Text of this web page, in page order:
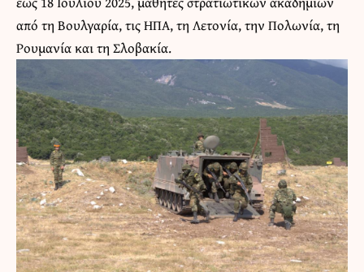
από τη Βουλγαρία, τις ΗΠΑ, τη Λετονία, την Πολωνία, τη
Ρουμανία και τη Σλοβακία.